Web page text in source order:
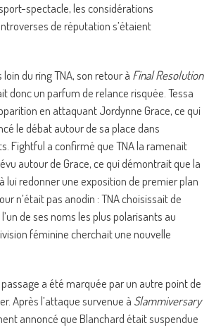
spectacle, les considérations
de réputation s’étaient
du ring TNA, son retour à Final Resolution
donc un parfum de relance risquée. Tessa
en attaquant Jordynne Grace, ce qui
le débat autour de sa place dans
Fightful a confirmé que TNA la ramenait
autour de Grace, ce qui démontrait que la
lui redonner une exposition de premier plan
n’était pas anodin : TNA choisissait de
de ses noms les plus polarisants au
féminine cherchait une nouvelle
a été marquée par un autre point de
Après l’attaque survenue à Slammiversary
annoncé que Blanchard était suspendue